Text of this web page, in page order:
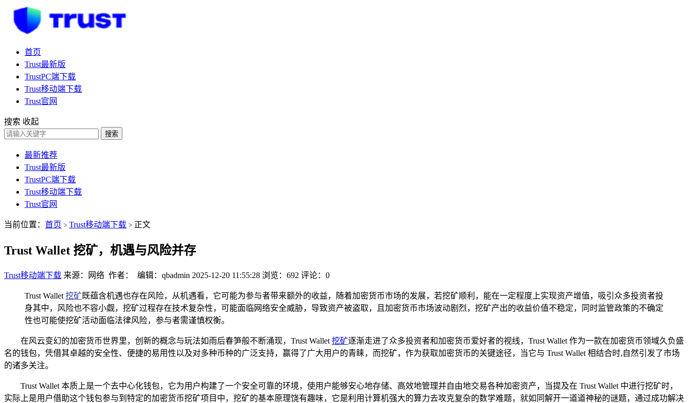
首页
Trust最新版
TrustPC端下载
Trust移动端下载
Trust官网
搜索 收起
搜索
最新推荐
Trust最新版
TrustPC端下载
Trust移动端下载
Trust官网
当前位置： 首页 > Trust移动端下载 > 正文
Trust Wallet 挖矿，机遇与风险并存
Trust移动端下载 来源：网络 作者： 编辑：qbadmin 2025-12-20 11:55:28 浏览：692 评论：0
Trust Wallet 挖矿既蕴含机遇也存在风险，从机遇看，它可能为参与者带来额外的收益，随着加密货币市场的发展，若挖矿顺利，能在一定程度上实现资产增值，吸引众多投资者投
身其中，风险也不容小觑，挖矿过程存在技术复杂性，可能面临网络安全威胁，导致资产被盗取，且加密货币市场波动剧烈，挖矿产出的收益价值不稳定，同时监管政策的不确定
性也可能使挖矿活动面临法律风险，参与者需谨慎权衡。
在风云变幻的加密货币世界里，创新的概念与玩法如雨后春笋般不断涌现，Trust Wallet 挖矿逐渐走进了众多投资者和加密货币爱好者的视线，Trust Wallet 作为一款在加密货币领域久负盛
名的钱包，凭借其卓越的安全性、便捷的易用性以及对多种币种的广泛支持，赢得了广大用户的青睐，而挖矿，作为获取加密货币的关键途径，当它与 Trust Wallet 相结合时,自然引发了市场
的诸多关注。
Trust Wallet 本质上是一个去中心化钱包，它为用户构建了一个安全可靠的环境，使用户能够安心地存储、高效地管理并自由地交易各种加密资产，当提及在 Trust Wallet 中进行挖矿时，
实际上是用户借助这个钱包参与到特定的加密货币挖矿项目中，挖矿的基本原理饶有趣味，它是利用计算机强大的算力去攻克复杂的数学难题，就如同解开一道道神秘的谜题，通过成功解决